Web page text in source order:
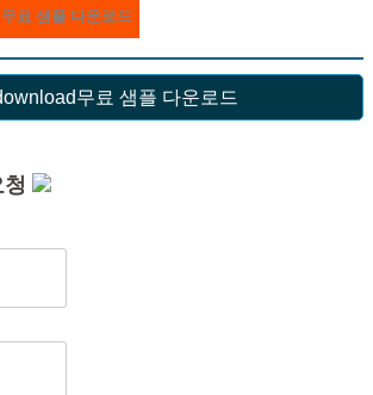
무료 샘플 다운로드
무료 샘플 다운로드